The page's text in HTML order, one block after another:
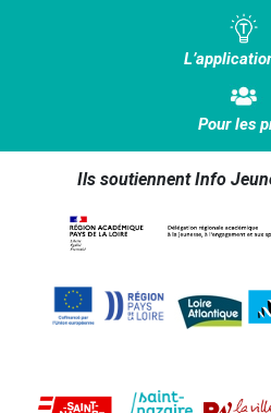
Pour les
Ils soutiennent Info